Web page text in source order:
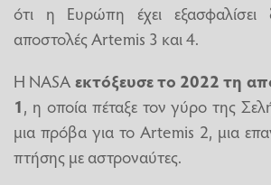
ότι η Ευρώπη έχει εξασφαλίσει
αποστολές Artemis 3 και 4.
H NASAεκτόξευσε το 2022 τη
1, η οποία πέταξε τον γύρο της
μια πρόβα για το Artemis 2, μια
πτήσης με αστροναύτες.